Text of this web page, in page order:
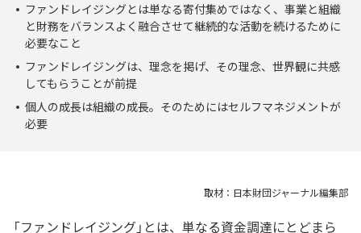
ファンドレイジングとは単なる寄付集めではなく、事業と組織
と財務をバランスよく融合させて継続的な活動を続けるために
必要なこと
ファンドレイジングは、理念を掲げ、その理念、世界観に共感
してもらうことが前提
個人の成長は組織の成長。そのためにはセルフマネジメントが
必要
取材：日本財団ジャーナル編集部
「ファンドレイジング」とは、単なる資金調達にとどまら